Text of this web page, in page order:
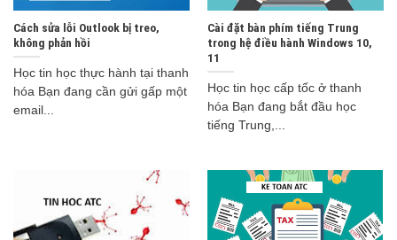
Cách sửa lỗi Outlook bị treo,
không phản hồi
Học tin học thực hành tại thanh
hóa Bạn đang cần gửi gấp một
email...
Cài đặt bàn phím tiếng Trung
trong hệ điều hành Windows 10,
11
Học tin học cấp tốc ở thanh
hóa Bạn đang bắt đầu học
tiếng Trung,...